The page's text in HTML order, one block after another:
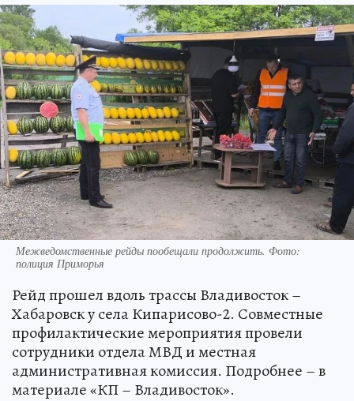
Межведомственные рейды пообещали продолжить. Фото:
полиция Приморья
Рейд прошел вдоль трассы Владивосток –
Хабаровск у села Кипарисово-2. Совместные
профилактические мероприятия провели
сотрудники отдела МВД и местная
административная комиссия. Подробнее – в
материале «КП – Владивосток».